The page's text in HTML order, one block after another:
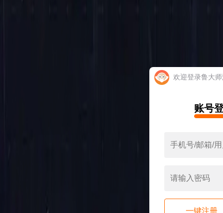
欢迎登录鲁大
账号
一键注册